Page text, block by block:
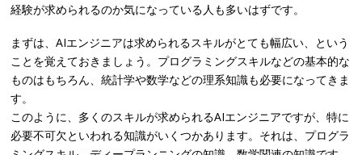
経験が求められるのか気になっている人も多いはずです。
まずは、AIエンジニアは求められるスキルがとても幅広い、という
ことを覚えておきましょう。プログラミングスキルなどの基本的な
ものはもちろん、統計学や数学などの理系知識も必要になってきま
す。
このように、多くのスキルが求められるAIエンジニアですが、特に
必要不可欠といわれる知識がいくつかあります。それは、プログラ